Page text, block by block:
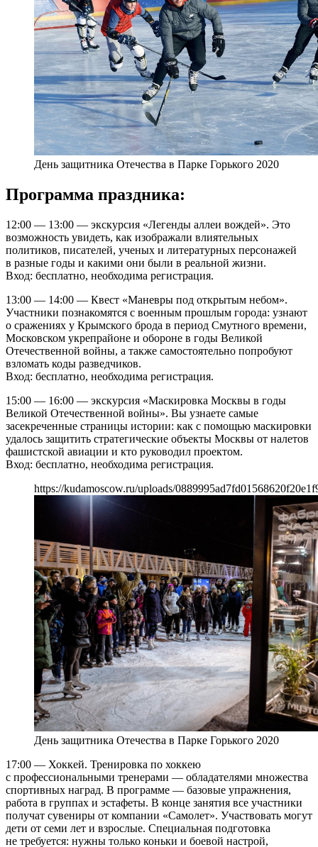
День защитника Отечества в Парке Горького 2020
Программа праздника:
12:00 — 13:00 — экскурсия «Легенды аллеи вождей». Это
возможность увидеть, как изображали влиятельных
политиков, писателей, ученых и литературных персонажей
в разные годы и какими они были в реальной жизни.
Вход: бесплатно, необходима регистрация.
13:00 — 14:00 — Квест «Маневры под открытым небом».
Участники познакомятся с военным прошлым города: узнают
о сражениях у Крымского брода в период Смутного времени,
Московском укрепрайоне и обороне в годы Великой
Отечественной войны, а также самостоятельно попробуют
взломать коды разведчиков.
Вход: бесплатно, необходима регистрация.
15:00 — 16:00 — экскурсия «Маскировка Москвы в годы
Великой Отечественной войны». Вы узнаете самые
засекреченные страницы истории: как с помощью маскировки
удалось защитить стратегические объекты Москвы от налетов
фашистской авиации и кто руководил проектом.
Вход: бесплатно, необходима регистрация.
https://kudamoscow.ru/uploads/
День защитника Отечества в Парке Горького 2020
17:00 — Хоккей. Тренировка по хоккею
с профессиональными тренерами — обладателями множества
спортивных наград. В программе — базовые упражнения,
работа в группах и эстафеты. В конце занятия все участники
получат сувениры от компании «Самолет». Участвовать могут
дети от семи лет и взрослые. Специальная подготовка
не требуется: нужны только коньки и боевой настрой,